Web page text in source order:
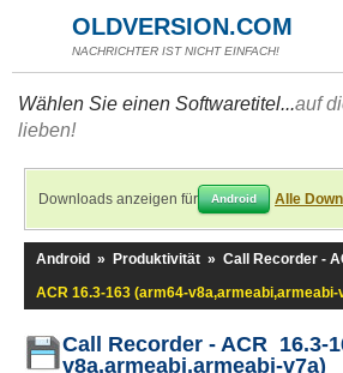
OLDVERSION.COM
NACHRICHTER IST NICHT EINFACH!
Wählen Sie einen Softwaretitel...auf
lieben!
Downloads anzeigen für Android Alle
Android » Produktivität » Call Recorder -
ACR 16.3-163 (arm64-v8a,armeabi,armeabi-
Call Recorder - ACR 16.3-
v8a,armeabi,armeabi-v7a)